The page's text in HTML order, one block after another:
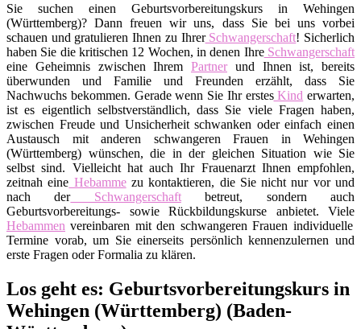
Sie suchen einen Geburtsvorbereitungskurs in Wehingen
(Württemberg)? Dann freuen wir uns, dass Sie bei uns vorbei
schauen und gratulieren Ihnen zu IhrerSchwangerschaft! Sicherlich
haben Sie die kritischen 12 Wochen, in denen IhreSchwangerschaft
eine Geheimnis zwischen Ihrem Partnerund Ihnen ist, bereits
überwunden und Familie und Freunden erzählt, dass Sie
Nachwuchs bekommen. Gerade wenn Sie Ihr erstesKind erwarten,
ist es eigentlich selbstverständlich, dass Sie viele Fragen haben,
zwischen Freude und Unsicherheit schwanken oder einfach einen
Austausch mit anderen schwangeren Frauen in Wehingen
(Württemberg) wünschen, die in der gleichen Situation wie Sie
selbst sind. Vielleicht hat auch Ihr Frauenarzt Ihnen empfohlen,
zeitnah eine Hebammezu kontaktieren, die Sie nicht nur vor und
nach derSchwangerschaftbetreut, sondern auch
Geburtsvorbereitungs- sowie Rückbildungskurse anbietet. Viele
Hebammen vereinbaren mit den schwangeren Frauen individuelle
Termine vorab, um Sie einerseits persönlich kennenzulernen und
erste Fragen oder Formalia zu klären.
Los geht es: Geburtsvorbereitungskurs in
Wehingen (Württemberg) (Baden-